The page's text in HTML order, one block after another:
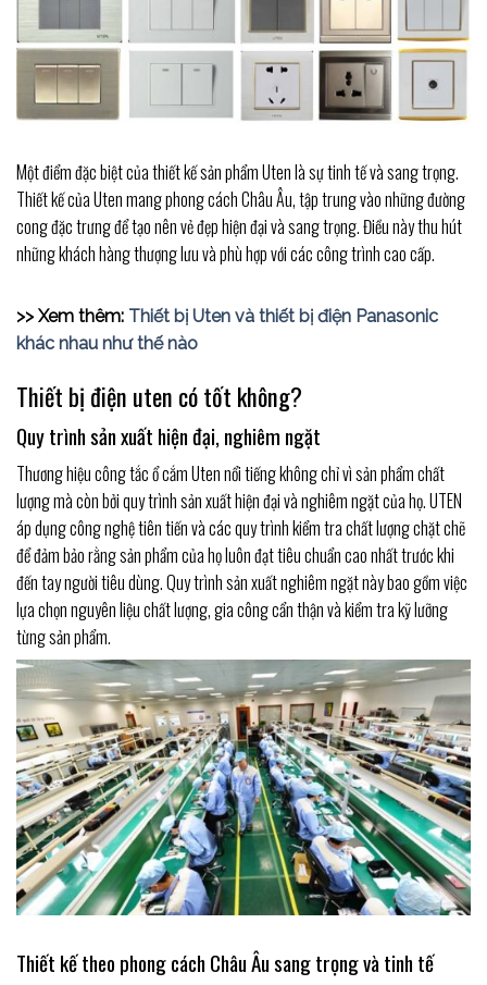
Một điểm đặc biệt của thiết kế sản phẩm Uten là sự tinh tế và sang trọng.
Thiết kế của Uten mang phong cách Châu Âu, tập trung vào những đường
cong đặc trưng để tạo nên vẻ đẹp hiện đại và sang trọng. Điều này thu hút
những khách hàng thượng lưu và phù hợp với các công trình cao cấp.
>> Xem thêm: Thiết bị Uten và thiết bị điện Panasonic
khác nhau như thế nào
Thiết bị điện uten có tốt không?
Quy trình sản xuất hiện đại, nghiêm ngặt
Thương hiệu công tắc ổ cắm Uten nổi tiếng không chỉ vì sản phẩm chất
lượng mà còn bởi quy trình sản xuất hiện đại và nghiêm ngặt của họ. UTEN
áp dụng công nghệ tiên tiến và các quy trình kiểm tra chất lượng chặt chẽ
để đảm bảo rằng sản phẩm của họ luôn đạt tiêu chuẩn cao nhất trước khi
đến tay người tiêu dùng. Quy trình sản xuất nghiêm ngặt này bao gồm việc
lựa chọn nguyên liệu chất lượng, gia công cẩn thận và kiểm tra kỹ lưỡng
từng sản phẩm.
Thiết kế theo phong cách Châu Âu sang trọng và tinh tế